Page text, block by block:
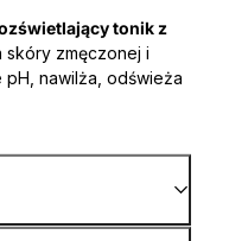
tonik z
zmęczonej i
nawilża, odświeża